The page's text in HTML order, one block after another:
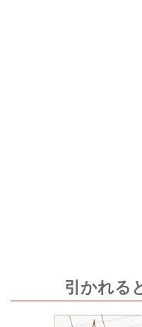
引かれる